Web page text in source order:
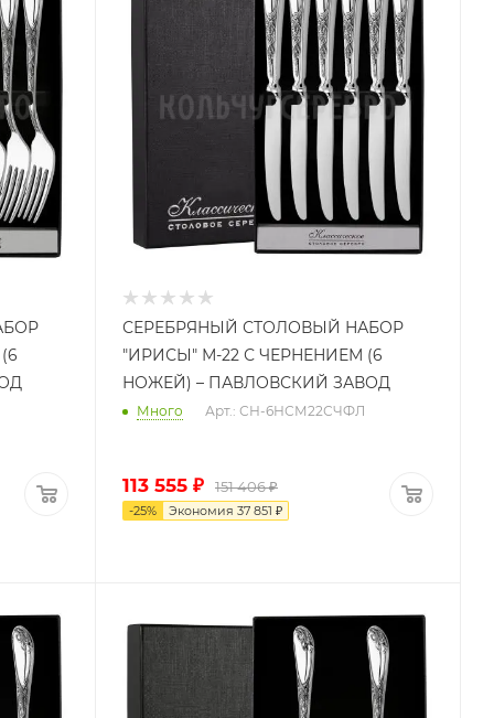
СЕРЕБРЯНЫЙ СТОЛОВЫЙ НАБОР
"ИРИСЫ" М-22 С ЧЕРНЕНИЕМ (6
НОЖЕЙ) – ПАВЛОВСКИЙ ЗАВОД
Много Арт.: СН-6НСМ22СЧФЛ
113 555 ₽ 151 406₽
-25% Экономия 37 851 ₽